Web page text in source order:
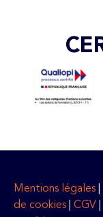
Mentions légales
de cookies
CGV